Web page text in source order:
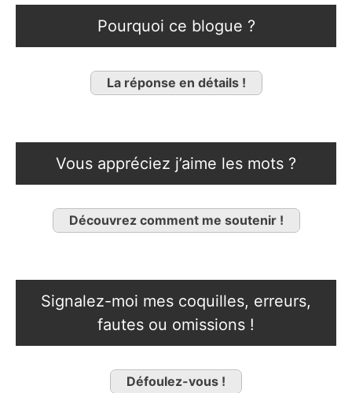
Pourquoi ce blogue ?
La réponse en détails !
Vous appréciez j’aime les mots ?
Découvrez comment me soutenir !
Signalez-moi mes coquilles, erreurs,
fautes ou omissions !
Défoulez-vous !